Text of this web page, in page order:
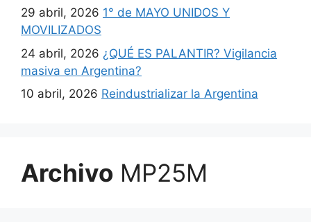
29 abril, 2026 1° de MAYO UNIDOS Y
MOVILIZADOS
24 abril, 2026 ¿QUÉ ES PALANTIR? Vigilancia
masiva en Argentina?
10 abril, 2026 Reindustrializar la Argentina
Archivo MP25M